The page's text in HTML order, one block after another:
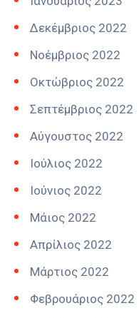
Δεκέμβριος 2022
Νοέμβριος 2022
Οκτώβριος 2022
Σεπτέμβριος 2022
Αύγουστος 2022
Ιούλιος 2022
Ιούνιος 2022
Μάιος 2022
Απρίλιος 2022
Μάρτιος 2022
Φεβρουάριος 2022